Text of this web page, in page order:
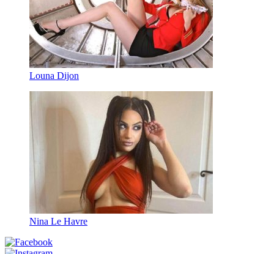
Louna Dijon
Nina Le Havre